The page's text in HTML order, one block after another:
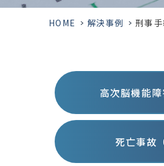
HOME > 解決事例 > 刑事手
高次脳機能障
死亡事故